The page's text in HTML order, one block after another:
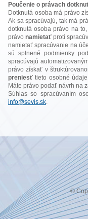
Poučenie o právach
Dotknutá osoba má právo
Ak sa spracúvajú, tak má
dotknutá osoba právo na
právonamietať proti
namietať spracúvanie na
sú splnené podmienky
spracúvajú
právo získať v
preniesť tieto osobné
Máte právo podať návrh na
Súhlas so spracúvaním
info@sevis.sk
©